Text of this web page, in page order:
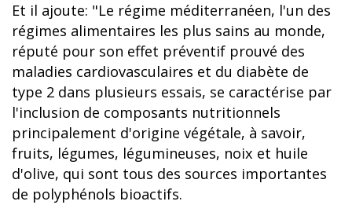
Et il ajoute: "Le régime méditerranéen, l'un des
régimes alimentaires les plus sains au monde,
réputé pour son effet préventif prouvé des
maladies cardiovasculaires et du diabète de
type 2 dans plusieurs essais, se caractérise par
l'inclusion de composants nutritionnels
principalement d'origine végétale, à savoir,
fruits, légumes, légumineuses, noix et huile
d'olive, qui sont tous des sources importantes
de polyphénols bioactifs.